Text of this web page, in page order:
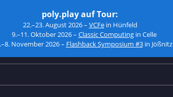
poly.play auf Tour:
22.–23. August 2026 – VCFein Hünfeld
9.–11. Oktober 2026 – Classic Computingin Celle
November 2026 – Flashback Symposium #3in Jößnitz